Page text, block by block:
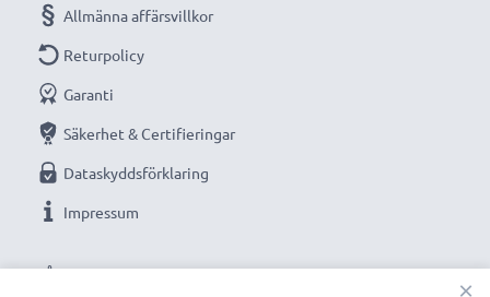
VÅRA BETALNINGSALTERNATIV
Allmänna affärsvillkor
Returpolicy
Garanti
Säkerhet & Certifieringar
Dataskyddsförklaring
Impressum
×